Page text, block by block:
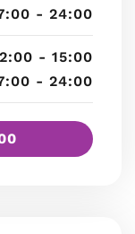
- 24:00
- 15:00
- 24:00